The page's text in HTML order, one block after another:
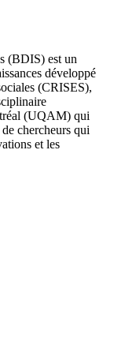
(BDIS) est un
développé
(CRISES),
(UQAM) qui
chercheurs qui
et les